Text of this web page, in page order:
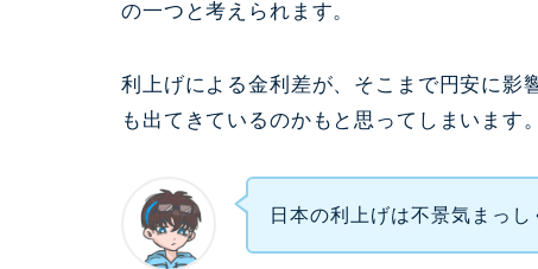
の一つと考えられます。
利上げによる金利差が、そこまで円安に影
も出てきているのかもと思ってしまいます。
日本の利上げは不景気まっ